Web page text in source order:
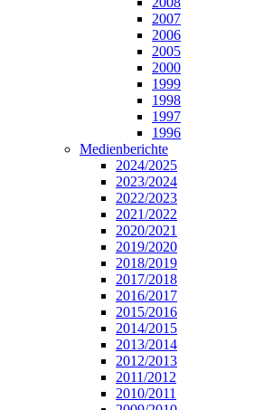
2007
2006
2005
2000
1999
1998
1997
1996
Medienberichte
2024/2025
2023/2024
2022/2023
2021/2022
2020/2021
2019/2020
2018/2019
2017/2018
2016/2017
2015/2016
2014/2015
2013/2014
2012/2013
2011/2012
2010/2011